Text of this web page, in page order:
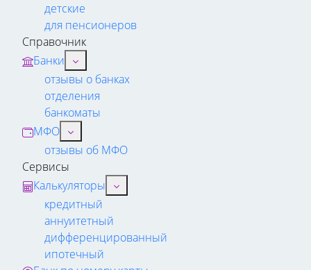
детские
для пенсионеров
Справочник
Банки
отзывы о банках
отделения
банкоматы
МФО
отзывы об МФО
Сервисы
Калькуляторы
кредитный
аннуитетный
дифференцированный
ипотечный